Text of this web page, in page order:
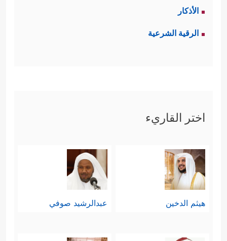
الأذكار
الرقية الشرعية
اختر القاريء
هيثم الدخين عبدالرشيد صوفي